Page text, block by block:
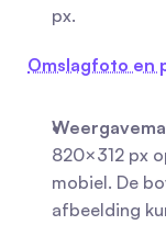
px.
Omslagfoto en
820×312 px
mobiel. De
afbeelding